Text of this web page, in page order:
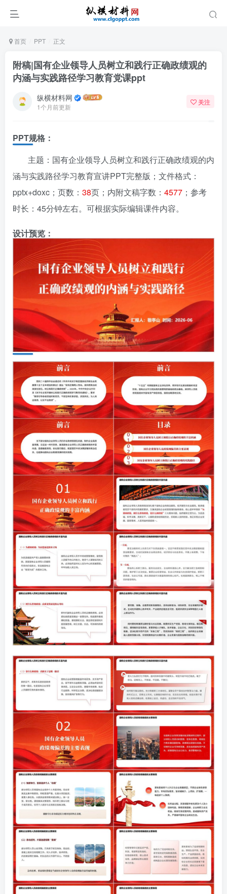
首页 PPT 正文
附稿|国有企业领导人员树立和践行正确政绩观的
内涵与实践路径学习教育党课ppt
纵横材料网
1个月前更新
关注
PPT规格：
主题：国有企业领导人员树立和践行正确政绩观的内
涵与实践路径学习教育宣讲PPT完整版；文件格式：
pptx+doxc；页数： 38页；内附文稿字数： 4577 ；参考
时长：45分钟左右。可根据实际编辑课件内容。
设计预览：